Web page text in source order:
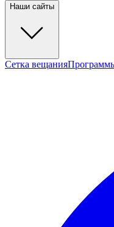
Наши сайты
Сетка вещания